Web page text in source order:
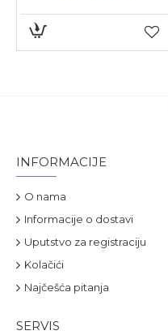
INFORMACIJE
O nama
Informacije o dostavi
Uputstvo za registraciju
Kolačići
Najčešća pitanja
SERVIS